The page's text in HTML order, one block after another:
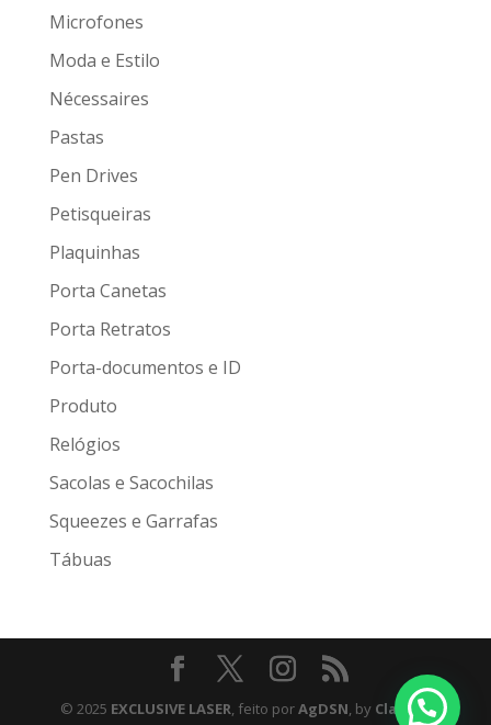
Microfones
Moda e Estilo
Nécessaires
Pastas
Pen Drives
Petisqueiras
Plaquinhas
Porta Canetas
Porta Retratos
Porta-documentos e ID
Produto
Relógios
Sacolas e Sacochilas
Squeezes e Garrafas
Tábuas
© 2025 EXCLUSIVE LASER, feito porAgDSN, by Claudio